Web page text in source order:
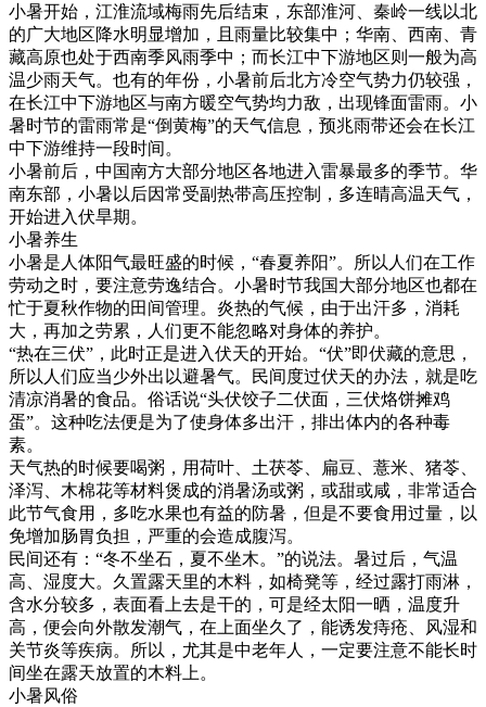
小暑开始，江淮流域梅雨先后结束，东部淮河、秦岭一线以北
的广大地区降水明显增加，且雨量比较集中；华南、西南、青
藏高原也处于西南季风雨季中；而长江中下游地区则一般为高
温少雨天气。也有的年份，小暑前后北方冷空气势力仍较强，
在长江中下游地区与南方暖空气势均力敌，出现锋面雷雨。小
暑时节的雷雨常是“倒黄梅”的天气信息，预兆雨带还会在长江
中下游维持一段时间。
小暑前后，中国南方大部分地区各地进入雷暴最多的季节。华
南东部，小暑以后因常受副热带高压控制，多连晴高温天气，
开始进入伏旱期。
小暑养生
小暑是人体阳气最旺盛的时候，“春夏养阳”。所以人们在工作
劳动之时，要注意劳逸结合。小暑时节我国大部分地区也都在
忙于夏秋作物的田间管理。炎热的气候，由于出汗多，消耗
大，再加之劳累，人们更不能忽略对身体的养护。
“热在三伏”，此时正是进入伏天的开始。“伏”即伏藏的意思，
所以人们应当少外出以避暑气。民间度过伏天的办法，就是吃
清凉消暑的食品。俗话说“头伏饺子二伏面，三伏烙饼摊鸡
蛋”。这种吃法便是为了使身体多出汗，排出体内的各种毒
素。
天气热的时候要喝粥，用荷叶、土茯苓、扁豆、薏米、猪苓、
泽泻、木棉花等材料煲成的消暑汤或粥，或甜或咸，非常适合
此节气食用，多吃水果也有益的防暑，但是不要食用过量，以
免增加肠胃负担，严重的会造成腹泻。
民间还有：“冬不坐石，夏不坐木。”的说法。暑过后，气温
高、湿度大。久置露天里的木料，如椅凳等，经过露打雨淋，
含水分较多，表面看上去是干的，可是经太阳一晒，温度升
高，便会向外散发潮气，在上面坐久了，能诱发痔疮、风湿和
关节炎等疾病。所以，尤其是中老年人，一定要注意不能长时
间坐在露天放置的木料上。
小暑风俗